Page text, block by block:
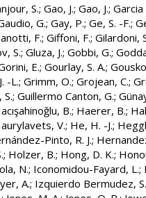
S.; Gao, J.; Gao, J.; Garcia
G.; Gay, P.; Ge, S. -F.;
F.; Giffoni, F.; Gilardoni,
S.; Gluza, J.; Gobbi, G.;
E.; Gourlay, S. A.;
-L.; Grimm, O.; Grojean, C.;
S.; Guillermo Canton, G.;
B.; Haerer, B.;
V.; He, H. -J.;
Pinto, R. J.;
; Holzer, B.; Hong, D. K.;
N.; Iconomidou-Fayard, L.;
A.; Izquierdo Bermudez, S.